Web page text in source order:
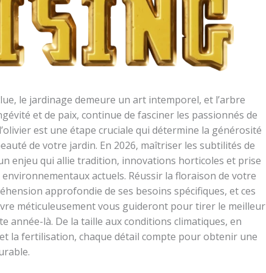
le jardinage demeure un art intemporel, et l’arbre
et de paix, continue de fasciner les passionnés de
est une étape cruciale qui détermine la générosité
de votre jardin. En 2026, maîtriser les subtilités de
enjeu qui allie tradition, innovations horticoles et prise
actuels. Réussir la floraison de votre
approfondie de ses besoins spécifiques, et ces
méticuleusement vous guideront pour tirer le meilleur
année-là. De la taille aux conditions climatiques, en
la fertilisation, chaque détail compte pour obtenir une